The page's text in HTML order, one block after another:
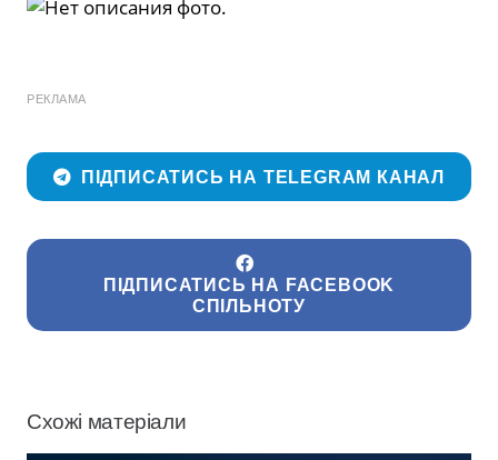
РЕКЛАМА
ПІДПИСАТИСЬ НА TELEGRAM КАНАЛ
ПІДПИСАТИСЬ НА FACEBOOK
СПІЛЬНОТУ
Схожі матеріали